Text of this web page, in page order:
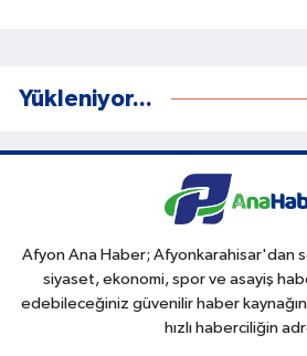
Yükleniyor...
Afyon Ana Haber; Afyonkarahisar'dan
siyaset, ekonomi, spor ve asayiş
edebileceğiniz güvenilir haber
hızlı haberciliğin